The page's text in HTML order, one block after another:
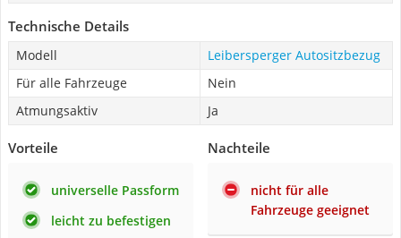
Technische Details
Modell
Leibersperger Autositzbezug
Für alle Fahrzeuge
Nein
Atmungsaktiv
Ja
Vorteile
universelle Passform
leicht zu befestigen
Nachteile
nicht für alle
Fahrzeuge geeignet